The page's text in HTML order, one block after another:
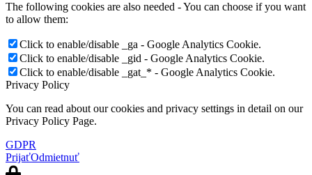
The following cookies are also needed - You can choose if you want
to allow them:
Click to enable/disable _ga - Google Analytics Cookie.
Click to enable/disable _gid - Google Analytics Cookie.
Click to enable/disable _gat_* - Google Analytics Cookie.
Privacy Policy
You can read about our cookies and privacy settings in detail on our
Privacy Policy Page.
GDPR
PrijaťOdmietnuť